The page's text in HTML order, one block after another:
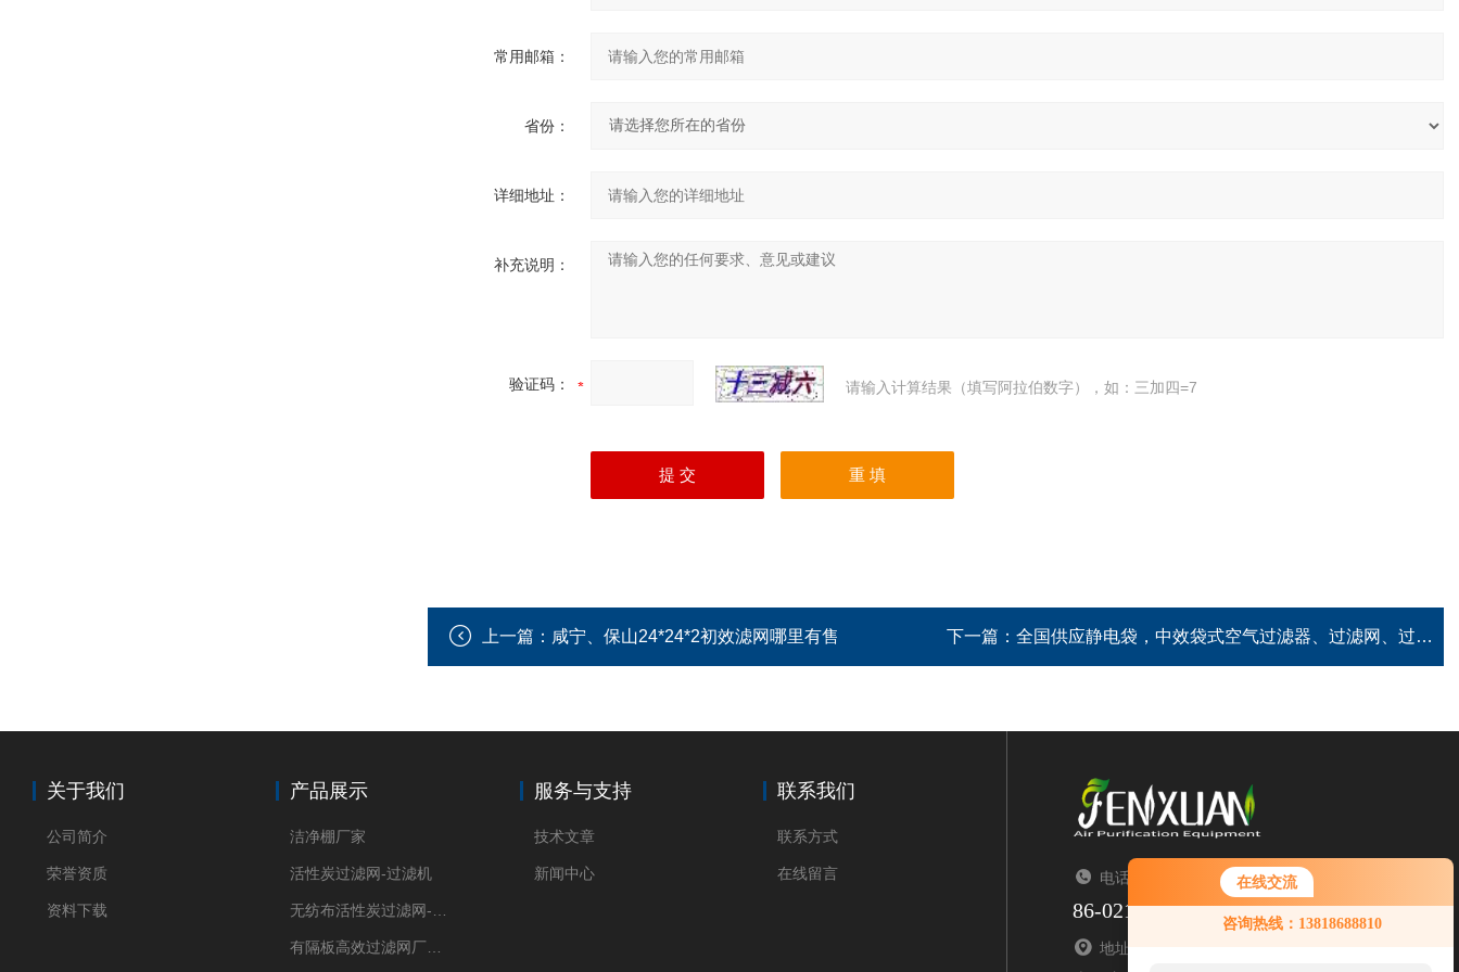
在线交流
咨询热线：13818688810
常用邮箱：
省份：
详细地址：
补充说明：
验证码： 请输入计算结果（填写阿拉伯数字），如：三加四=7
上一篇： 咸宁、保山24*24*2初效滤网哪里有售 下一篇： 全国供应静电袋，中效袋式空气过滤器、过滤网、过滤袋
关于我们
公司简介
荣誉资质
资料下载
产品展示
洁净棚厂家
活性炭过滤网-过滤机
服务与支持
技术文章
新闻中心
联系我们
联系方式
在线留言 电话：TEL
86-021-67676323
地址：ADDRESS